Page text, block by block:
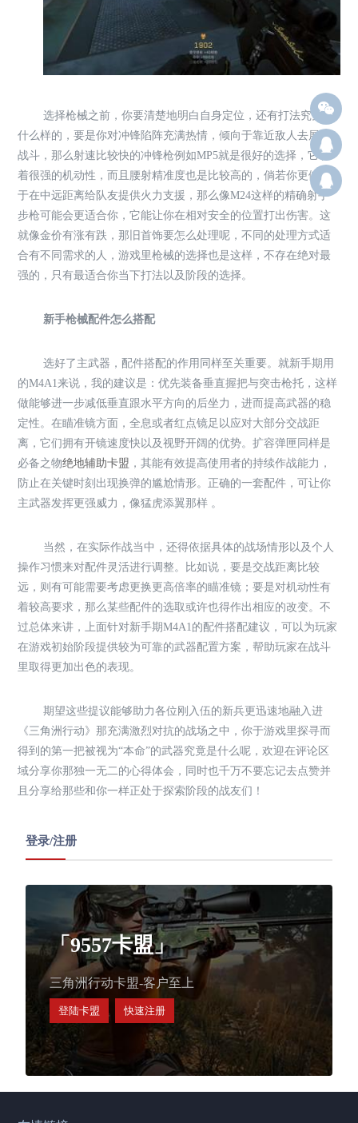
选择枪械之前，你要清楚地明白自身定位，还有打法究竟是
什么样的，要是你对冲锋陷阵充满热情，倾向于靠近敌人去展开
战斗，那么射速比较快的冲锋枪例如MP5就是很好的选择，它有
着很强的机动性，而且腰射精准度也是比较高的，倘若你更倾向
于在中远距离给队友提供火力支援，那么像M24这样的精确射手
步枪可能会更适合你，它能让你在相对安全的位置打出伤害。这
就像金价有涨有跌，那旧首饰要怎么处理呢，不同的处理方式适
合有不同需求的人，游戏里枪械的选择也是这样，不存在绝对最
强的，只有最适合你当下打法以及阶段的选择。
新手枪械配件怎么搭配
选好了主武器，配件搭配的作用同样至关重要。就新手期用
的M4A1来说，我的建议是：优先装备垂直握把与突击枪托，这样
做能够进一步减低垂直跟水平方向的后坐力，进而提高武器的稳
定性。在瞄准镜方面，全息或者红点镜足以应对大部分交战距
离，它们拥有开镜速度快以及视野开阔的优势。扩容弹匣同样是
必备之物绝地辅助卡盟 ，其能有效提高使用者的持续作战能力，
防止在关键时刻出现换弹的尴尬情形。正确的一套配件，可让你
主武器发挥更强威力，像猛虎添翼那样 。
当然，在实际作战当中，还得依据具体的战场情形以及个人
操作习惯来对配件灵活进行调整。比如说，要是交战距离比较
远，则有可能需要考虑更换更高倍率的瞄准镜；要是对机动性有
着较高要求，那么某些配件的选取或许也得作出相应的改变。不
过总体来讲，上面针对新手期M4A1的配件搭配建议，可以为玩家
在游戏初始阶段提供较为可靠的武器配置方案，帮助玩家在战斗
里取得更加出色的表现。
期望这些提议能够助力各位刚入伍的新兵更迅速地融入进
《三角洲行动》那充满激烈对抗的战场之中，你于游戏里探寻而
得到的第一把被视为“本命”的武器究竟是什么呢，欢迎在评论区
域分享你那独一无二的心得体会，同时也千万不要忘记去点赞并
且分享给那些和你一样正处于探索阶段的战友们！
登录/注册
「9557卡盟」
三角洲行动卡盟-客户至上
登陆卡盟 快速注册
群